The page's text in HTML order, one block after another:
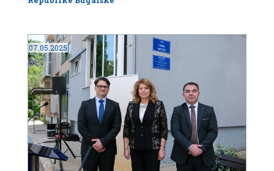
07.05.2025